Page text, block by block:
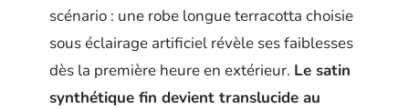
scénario : une robe longue terracotta choisie
sous éclairage artificiel révèle ses faiblesses
dès la première heure en extérieur. Le satin
synthétique fin devient translucide au